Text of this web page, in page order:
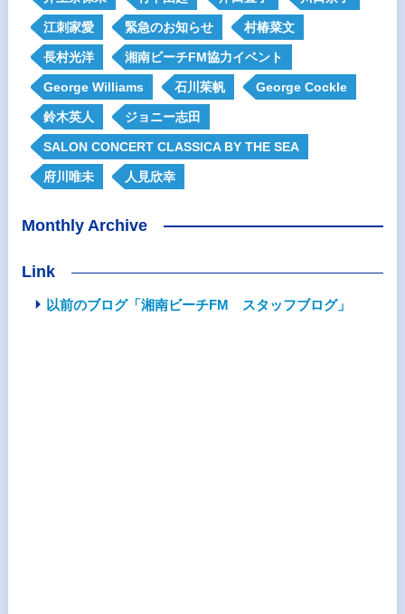
江刺家愛 緊急のお知らせ 村椿菜文
長村光洋 湘南ビーチFM協力イベント
George Williams 石川茱帆 George Cockle
鈴木英人 ジョニー志田
SALON CONCERT CLASSICA BY THE SEA
府川唯未 人見欣幸
Monthly Archive
Link
以前のブログ「湘南ビーチFM スタッフブログ」